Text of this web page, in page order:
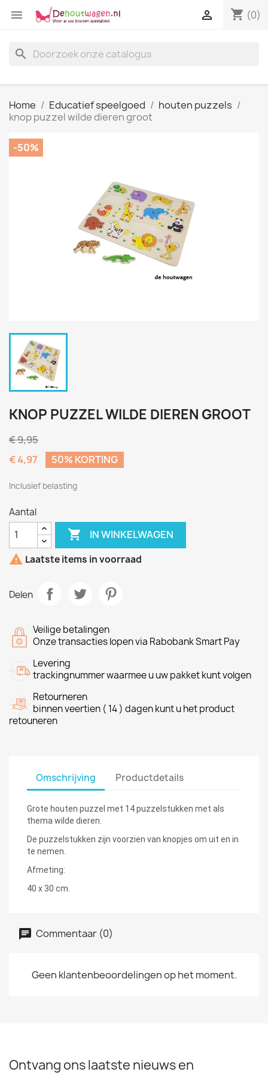
 shopping_cart (0)

search
Home Educatief speelgoed
houten puzzels
knop puzzel wilde dieren groot
-50%
KNOP PUZZEL WILDE DIEREN GROOT
€ 9,95
€ 4,97
50% KORTING
Inclusief belasting
Aantal
 IN WINKELWAGEN
 Laatste items in voorraad
Delen
Veilige betalingen
Onze transacties lopen via Rabobank Smart Pay
Levering
trackingnummer waarmee u uw pakket kunt volgen
Retourneren
binnen veertien ( 14 ) dagen kunt u het product
retouneren
Omschrijving Productdetails
Grote houten puzzel met 14 puzzelstukken met als
thema wilde dieren.
De puzzelstukken zijn voorzien van knopjes om uit en in
te nemen.
Afmeting:
40 x 30 cm.
Commentaar (0)
Geen klantenbeoordelingen op het moment.
Ontvang ons laatste nieuws en